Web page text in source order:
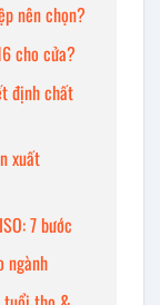
nên chọn?
cho cửa?
định chất
xuất
7 bước
ngành